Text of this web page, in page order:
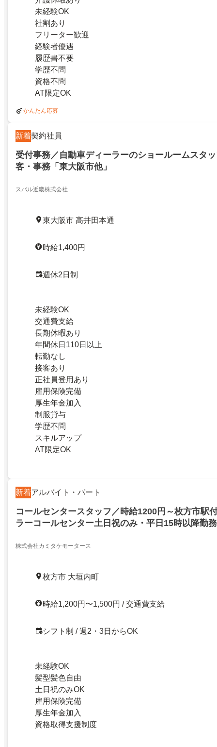
未経験OK
社割あり
フリーター歓迎
経験者優遇
履歴書不要
学歴不問
資格不問
AT限定OK
かんたん応募
新着契約社員
受付事務／自動車ディーラーのショールームスタ
客・事務「東大阪市他」
スバル近畿株式会社
東大阪市 高井田本通
時給1,400円
週休2日制
未経験OK
交通費支給
長期休暇あり
年間休日110日以上
転勤なし
接客あり
正社員登用あり
雇用保険完備
厚生年金加入
制服貸与
学歴不問
スキルアップ
AT限定OK
新着アルバイト・パート
コールセンタースタッフ／時給1200円～枚方市駅
ラーコールセンター土日祝のみ・平日15時以降勤
株式会社カミタケモータース
枚方市 大垣内町
時給1,200円〜1,500円 / 交通費支給
シフト制 / 週2・3日からOK
未経験OK
髪型髪色自由
土日祝のみOK
雇用保険完備
厚生年金加入
資格取得支援制度